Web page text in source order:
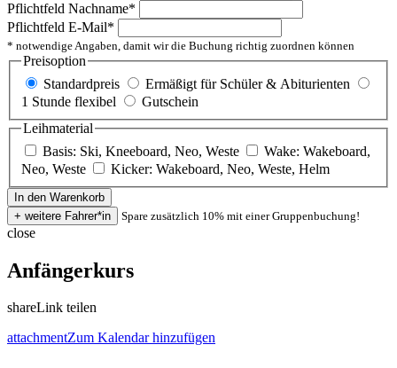
Pflichtfeld Nachname*
Pflichtfeld E-Mail*
* notwendige Angaben, damit wir die Buchung richtig zuordnen können
Preisoption
Standardpreis
Ermäßigt für Schüler & Abiturienten
1 Stunde flexibel
Gutschein
Leihmaterial
Basis: Ski, Kneeboard, Neo, Weste
Wake: Wakeboard,
Neo, Weste
Kicker: Wakeboard, Neo, Weste, Helm
Spare zusätzlich 10% mit einer Gruppenbuchung!
close
Anfängerkurs
shareLink teilen
attachmentZum Kalendar hinzufügen